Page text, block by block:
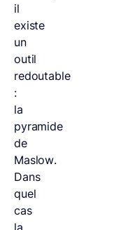
il
existe
un
outil
redoutable
:
la
pyramide
de
Maslow.
Dans
quel
cas